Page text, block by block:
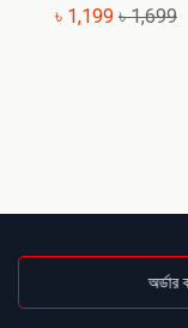
৳ 1,199 ৳ 1,699
অর্ডার